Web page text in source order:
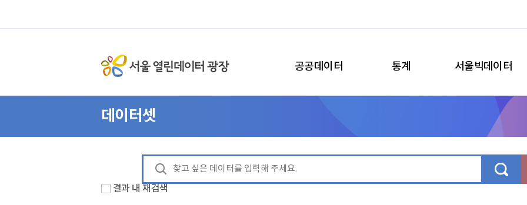
공공데이터 통계 서울빅데이터
데이터셋
결과 내 재검색